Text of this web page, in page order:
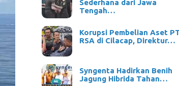
Sederhana dari Jawa
Tengah…
Korupsi Pembelian Aset
RSA di Cilacap, Direktur…
Syngenta Hadirkan Benih
Jagung Hibrida Tahan…